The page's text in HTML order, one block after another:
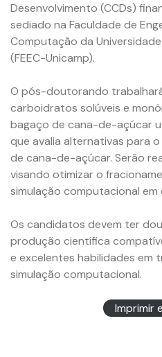
Desenvolvimento (CCDs)
sediado na Faculdade de
Computação da
(FEEC-Unicamp).
O pós-doutorando
carboidratos solúveis e
bagaço de cana-de-açúcar
que avalia alternativas para
de cana-de-açúcar. Serão
visando otimizar o
simulação computacional
Os candidatos devem ter
produção científica
e excelentes habilidades em
simulação computacional.
Imprimir